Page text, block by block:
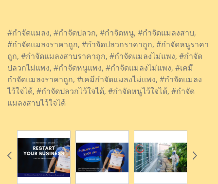
#กำจัดแมลง, #กำจัดปลวก, #กำจัดหนู, #กำจัดแมลงสาบ,
#กำจัดแมลงราคาถูก, #กำจัดปลวกราคาถูก, #กำจัดหนูราคา
ถูก, #กำจัดแมลงสาบราคาถูก, #กำจัดแมลงไม่แพง, #กำจัด
ปลวกไม่แพง, #กำจัดหนูแพง, #กำจัดแมลงไม่แพง, #เคมี
กำจัดแมลงราคาถูก, #เคมีกำจัดแมลงไม่แพง, #กำจัดแมลง
ไว้ใจได้, #กำจัดปลวกไว้ใจได้, #กำจัดหนูไว้ใจได้, #กำจัด
แมลงสาบไว้ใจได้